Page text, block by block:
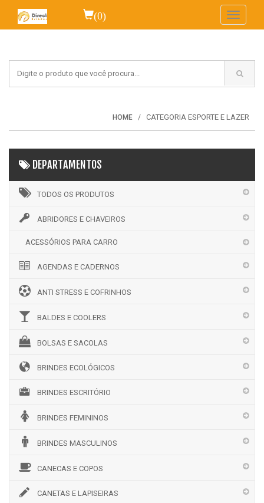
(0)
Toggle
HOME CATEGORIA ESPORTE E LAZER
DEPARTAMENTOS
TODOS OS PRODUTOS
ABRIDORES E CHAVEIROS
ACESSÓRIOS PARA CARRO
AGENDAS E CADERNOS
ANTI STRESS E COFRINHOS
BALDES E COOLERS
BOLSAS E SACOLAS
BRINDES ECOLÓGICOS
BRINDES ESCRITÓRIO
BRINDES FEMININOS
BRINDES MASCULINOS
CANECAS E COPOS
CANETAS E LAPISEIRAS